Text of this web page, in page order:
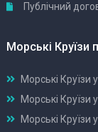
Публічний
Морські Круїзи
Морські Круїзи у
Морські Круїзи
Морські Круїзи